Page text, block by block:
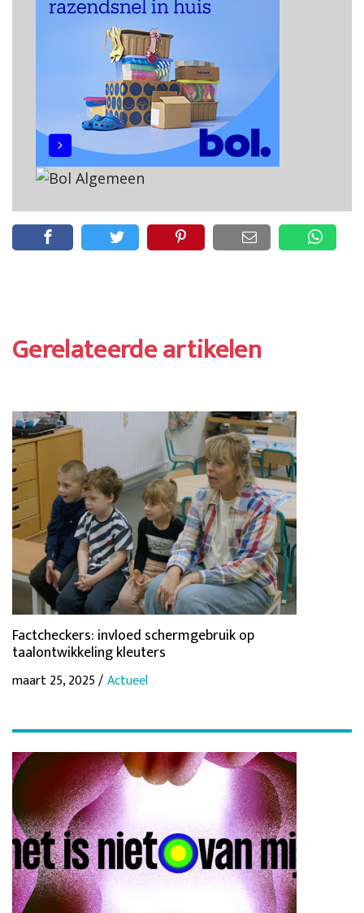
Gerelateerde artikelen
Factcheckers: invloed schermgebruik op
taalontwikkeling kleuters
maart 25, 2025 /Actueel